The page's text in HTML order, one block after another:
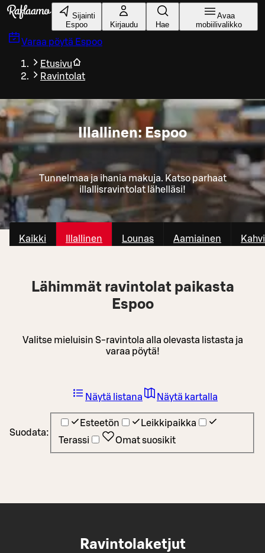
Siirry pääsisältöön
Sijainti
Espoo
Kirjaudu Hae
Avaa
mobiilivalikko
Varaa pöytä Espoo
Etusivu
Ravintolat
Illallinen: Espoo
Tunnelmaa ja ihania makuja. Katso parhaat
illallisravintolat lähelläsi!
Kaikki Illallinen Lounas Aamiainen
Lähimmät ravintolat paikasta
Espoo
Valitse mieluisin S-ravintola alla olevasta listasta ja
varaa pöytä!
Suodata:
Esteetön
Leikkipaikka
Terassi
Omat suosikit
Näytä listana Näytä kartalla
Ravintolaketjut